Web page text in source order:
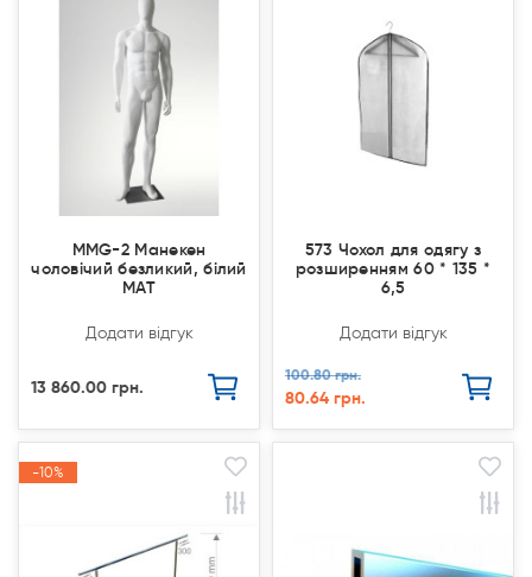
MMG-2 Манекен
чоловічий безликий, білий
МАТ
Додати відгук
13 860.00 грн.
573 Чохол для одягу з
розширенням 60 * 135 *
6,5
Додати відгук
100.80 грн.
80.64 грн.
-10%
-10%